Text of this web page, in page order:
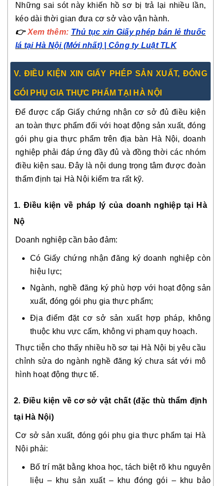
Những sai sót này khiến hồ sơ bị trả lại nhiều lần,
kéo dài thời gian đưa cơ sở vào vận hành.
👉Xem thêm: Thủ tục xin Giấy phép bán lẻ thuốc
lá tại Hà Nội (Mới nhất) | Công ty Luật TLK
V. ĐIỀU KIỆN XIN GIẤY PHÉP SẢN XUẤT, ĐÓNG
GÓI PHỤ GIA THỰC PHẨM TẠI HÀ NỘI
Để được cấp Giấy chứng nhận cơ sở đủ điều kiện
an toàn thực phẩm đối với hoạt động sản xuất, đóng
gói phụ gia thực phẩm trên địa bàn Hà Nội, doanh
nghiệp phải đáp ứng đầy đủ và đồng thời các nhóm
điều kiện sau. Đây là nội dung trọng tâm được đoàn
thẩm định tại Hà Nội kiểm tra rất kỹ.
1. Điều kiện về pháp lý của doanh nghiệp tại Hà
Nộ
Doanh nghiệp cần bảo đảm:
Có Giấy chứng nhận đăng ký doanh nghiệp còn
hiệu lực;
Ngành, nghề đăng ký phù hợp với hoạt động sản
xuất, đóng gói phụ gia thực phẩm;
Địa điểm đặt cơ sở sản xuất hợp pháp, không
thuộc khu vực cấm, không vi phạm quy hoạch.
Thực tiễn cho thấy nhiều hồ sơ tại Hà Nội bị yêu cầu
chỉnh sửa do ngành nghề đăng ký chưa sát với mô
hình hoạt động thực tế.
2. Điều kiện về cơ sở vật chất (đặc thù thẩm định
tại Hà Nội)
Cơ sở sản xuất, đóng gói phụ gia thực phẩm tại Hà
Nội phải:
Bố trí mặt bằng khoa học, tách biệt rõ khu nguyên
liệu – khu sản xuất – khu đóng gói – khu bảo